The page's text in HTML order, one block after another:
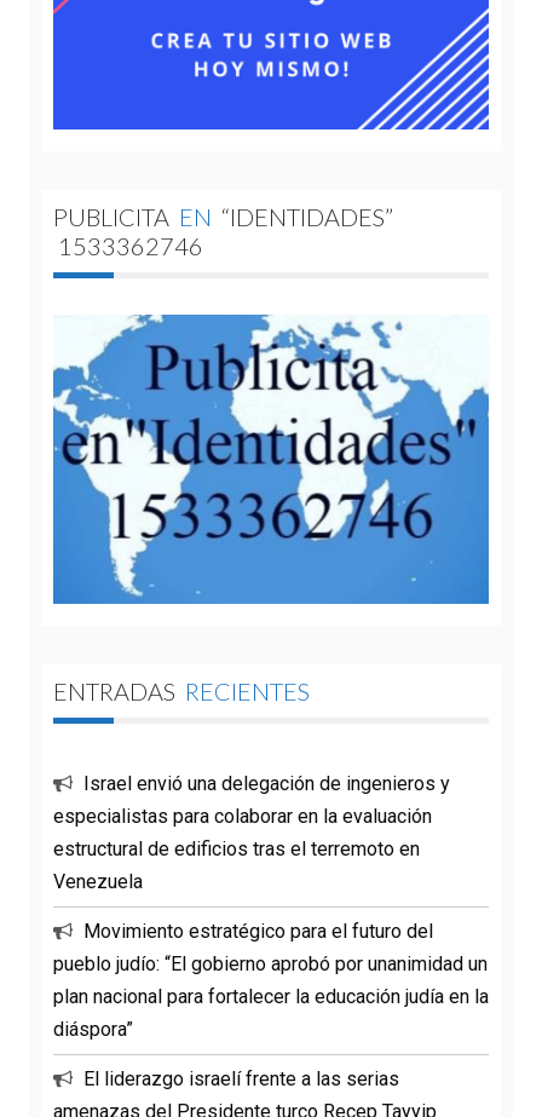
PUBLICITA EN “IDENTIDADES”
1533362746
ENTRADAS RECIENTES
Israel envió una delegación de ingenieros y
especialistas para colaborar en la evaluación
estructural de edificios tras el terremoto en
Venezuela
Movimiento estratégico para el futuro del
pueblo judío: “El gobierno aprobó por unanimidad un
plan nacional para fortalecer la educación judía en la
diáspora”
El liderazgo israelí frente a las serias
amenazas del Presidente turco Recep Tayyip